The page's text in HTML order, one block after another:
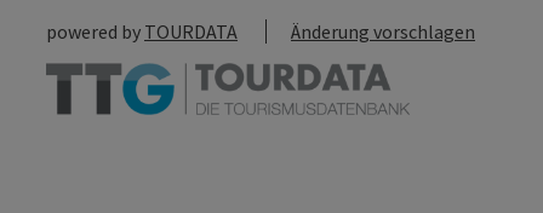
powered by TOURDATA Änderung vorschlagen